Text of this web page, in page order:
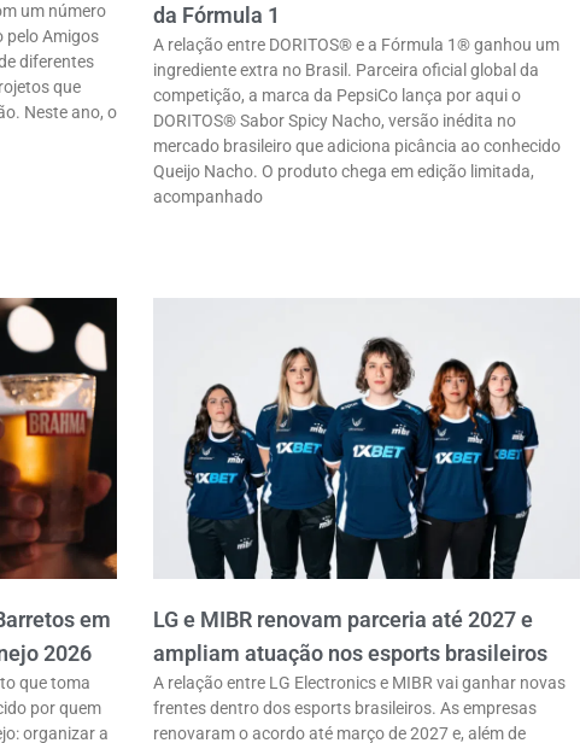
um número
pelo Amigos
diferentes
que
Neste ano, o
da Fórmula 1
A relação entre DORITOS® e a Fórmula 1® ganhou um
ingrediente extra no Brasil. Parceira oficial global da
competição, a marca da PepsiCo lança por aqui o
DORITOS® Sabor Spicy Nacho, versão inédita no
mercado brasileiro que adiciona picância ao conhecido
Queijo Nacho. O produto chega em edição limitada,
acompanhado
em
2026
que toma
por quem
organizar a
LG e MIBR renovam parceria até 2027 e
ampliam atuação nos esports brasileiros
A relação entre LG Electronics e MIBR vai ganhar novas
frentes dentro dos esports brasileiros. As empresas
renovaram o acordo até março de 2027 e, além de